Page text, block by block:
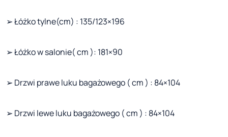
➢ Łóżko tylne(cm) : 135/123×196
➢ Łóżko w salonie( cm ): 181×90
➢ Drzwi prawe luku bagażowego ( cm ) : 84×104
➢ Drzwi lewe luku bagażowego ( cm ) : 84×104